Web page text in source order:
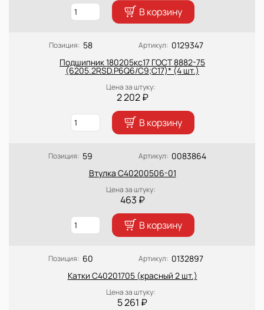
В корзину
Позиция: 58 Артикул: 0129347
Подшипник 180205кc17 ГОСТ 8882-75
(6205.2RSD.Р6Q6/C9;C17)* (4 шт.)
Цена за штуку:
2 202 ₽
В корзину
Позиция: 59 Артикул: 0083864
Втулка C40200506-01
Цена за штуку:
463 ₽
В корзину
Позиция: 60 Артикул: 0132897
Катки C40201705 (красный 2 шт.)
Цена за штуку:
5 261 ₽